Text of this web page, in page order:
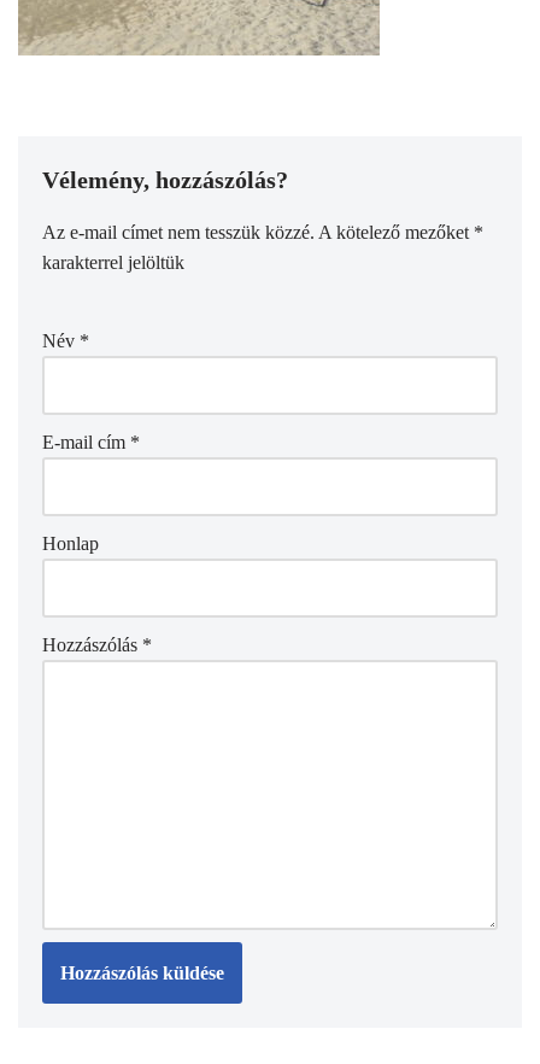
Vélemény, hozzászólás?
Az e-mail címet nem tesszük közzé. A kötelező mezőket *
karakterrel jelöltük
Név *
E-mail cím *
Honlap
Hozzászólás *